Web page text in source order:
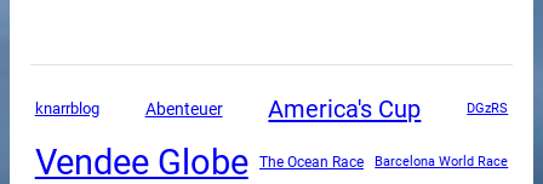
knarrblog Abenteuer America's Cup DGzRS
Vendee Globe The Ocean Race Barcelona World Race